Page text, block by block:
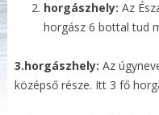
horgászhely: Az
horgász 6 bottal tud
3.horgászhely: Az
középső része. Itt 3 fő